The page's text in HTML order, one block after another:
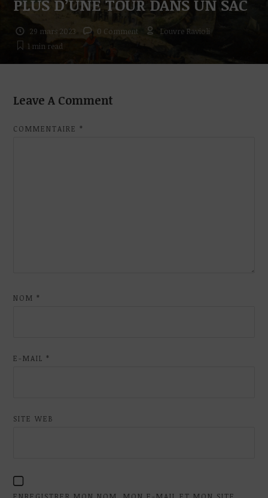
PLUS D’UNE TOUR DANS UN SAC
29 mars 2023 0 Comment
Louvre Ravioli
1 minread
Leave A Comment
COMMENTAIRE*
NOM*
E-MAIL*
SITE WEB